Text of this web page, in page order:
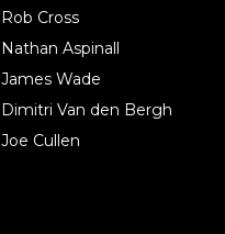
Rob Cross
Nathan Aspinall
James Wade
Dimitri Van den Bergh
Joe Cullen